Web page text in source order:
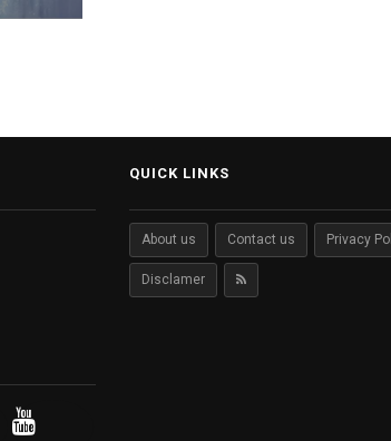
QUICK LINKS
About us Contact us Privacy
Disclamer